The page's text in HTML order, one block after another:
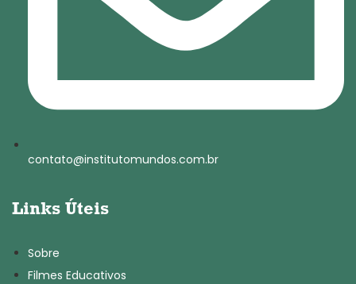
contato@institutomundos.com.br
Links Úteis
Sobre
Filmes Educativos